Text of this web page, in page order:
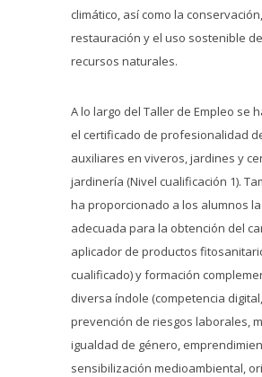
climático, así como la conservación,
restauración y el uso sostenible
recursos naturales.
A lo largo del Taller de Empleo se
el certificado de profesionalidad
auxiliares en viveros, jardines y
jardinería (Nivel cualificación 1).
ha proporcionado a los alumnos
adecuada para la obtención del
aplicador de productos
cualificado) y formación
diversa índole (competencia
prevención de riesgos laborales,
igualdad de género,
sensibilización medioambiental,